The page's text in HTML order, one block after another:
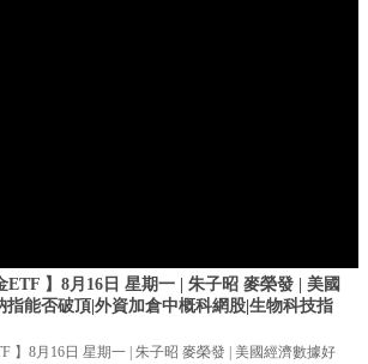
ETF 】8月16日 星期一 | 朱子昭 麥榮發 | 美國
指能否破頂|外資加倉中概科網股|生物科技指
】8月16日 星期一 | 朱子昭 麥榮發 | 美國經濟數據好